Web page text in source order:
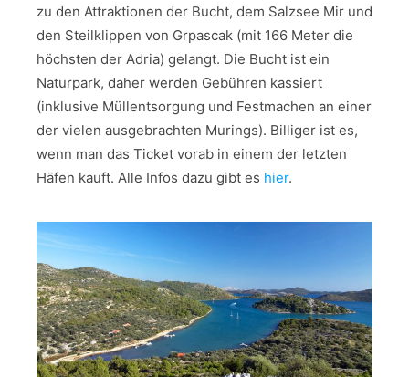
zu den Attraktionen der Bucht, dem Salzsee Mir und
den Steilklippen von Grpascak (mit 166 Meter die
höchsten der Adria) gelangt. Die Bucht ist ein
Naturpark, daher werden Gebühren kassiert
(inklusive Müllentsorgung und Festmachen an einer
der vielen ausgebrachten Murings). Billiger ist es,
wenn man das Ticket vorab in einem der letzten
Häfen kauft. Alle Infos dazu gibt es hier.